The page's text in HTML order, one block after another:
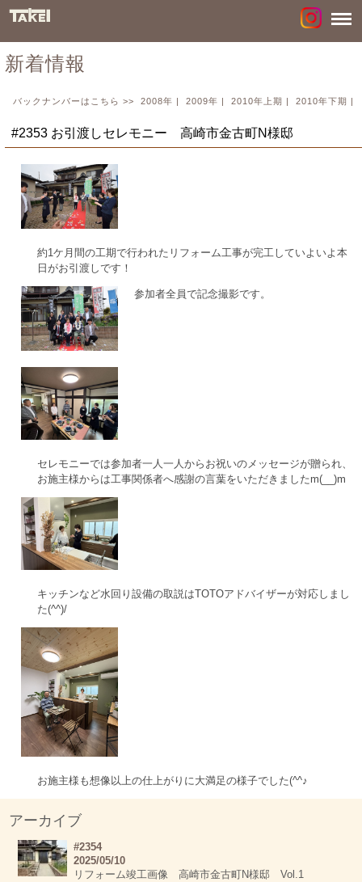
新着情報
バックナンバーはこちら >> 2008年 | 2009年 | 2010年上期 | 2010年下期 |
#2353 お引渡しセレモニー 高崎市金古町N様邸
約1ケ月間の工期で行われたリフォーム工事が完工していよいよ本
日がお引渡しです！
参加者全員で記念撮影です。
セレモニーでは参加者一人一人からお祝いのメッセージが贈られ、
お施主様からは工事関係者へ感謝の言葉をいただきましたm(__)m
キッチンなど水回り設備の取説はTOTOアドバイザーが対応しまし
た(^^)/
お施主様も想像以上の仕上がりに大満足の様子でした(^^♪
アーカイブ
#2354
2025/05/10
リフォーム竣工画像 高崎市金古町N様邸 Vol.1